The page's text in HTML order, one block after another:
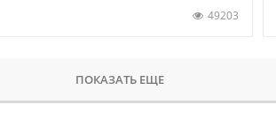
49203
ПОКАЗАТЬ ЕЩЕ